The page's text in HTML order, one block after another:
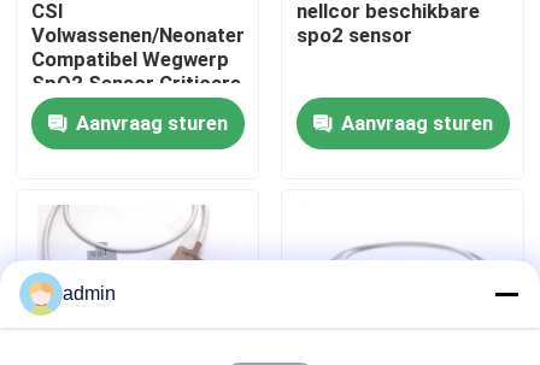
Contacteer ons
Vraag een offerte aan
Spo2-sensorkabel
Beschikbare SPO2-Sensor
CSI
Volwassenen/Neonaten
Compatibel Wegwerp
SpO2 Sensor Criticare
Medisch
verbruiksgoed
Aanvraag sturen
nellcor beschikbare
spo2 sensor
Aanvraag sturen
admin